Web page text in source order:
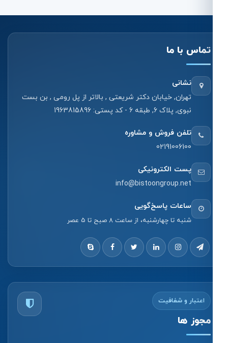
تماس با ما
نشانی
تهران, خیابان دکتر شریعتی , بالاتر از پل رومی , بن بست
نبوی, پلاک 6, طبقه 6 - کد پستی: 1963815896
تلفن فروش و مشاوره
02191006100
پست الکترونیکی
info@bistoongroup.net
ساعات پاسخ‌گویی
شنبه تا چهارشنبه، از ساعت 8 صبح تا 5 عصر
اعتبار و شفافیت
مجوز ها